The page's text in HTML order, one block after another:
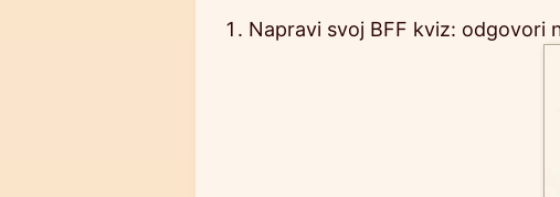
Napravi svoj BFF kviz: odgovori